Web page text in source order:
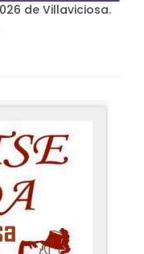
de Villaviciosa.